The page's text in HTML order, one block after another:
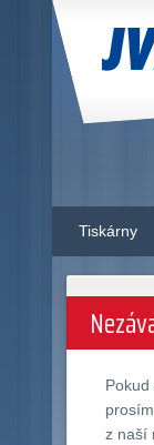
Tiskárny
z naší